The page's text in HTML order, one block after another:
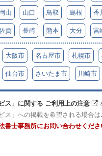
岡山 山口 鳥取 島根 香
賀 長崎 熊本 大分 宮
大阪市 名古屋市 札幌市
仙台市 さいたま市 川崎市
ス」に関する ご利用上の注意
ス」への掲載を希望される場合は
書士事務所にお問い合わせくださ